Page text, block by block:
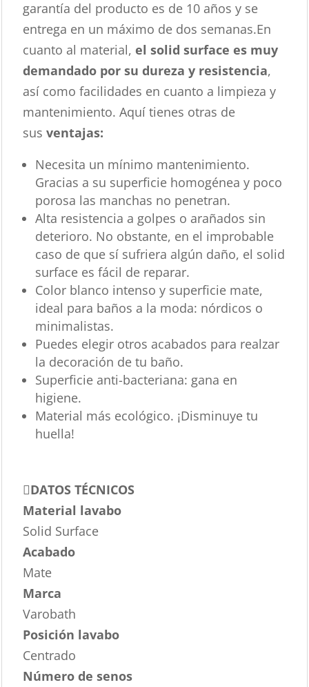
garantía del producto es de 10 años y se
entrega en un máximo de dos semanas.En
cuanto al material, el solid surface es muy
demandado por su dureza y resistencia,
así como facilidades en cuanto a limpieza y
mantenimiento. Aquí tienes otras de
susventajas:
Necesita un mínimo mantenimiento.
Gracias a su superficie homogénea y poco
porosa las manchas no penetran.
Alta resistencia a golpes o arañados sin
deterioro. No obstante, en el improbable
caso de que sí sufriera algún daño, el solid
surface es fácil de reparar.
Color blanco intenso y superficie mate,
ideal para baños a la moda: nórdicos o
minimalistas.
Puedes elegir otros acabados para realzar
la decoración de tu baño.
Superficie anti-bacteriana: gana en
higiene.
Material más ecológico. ¡Disminuye tu
huella!
DATOS TÉCNICOS
Material lavabo
Solid Surface
Acabado
Mate
Marca
Varobath
Posición lavabo
Centrado
Número de senos